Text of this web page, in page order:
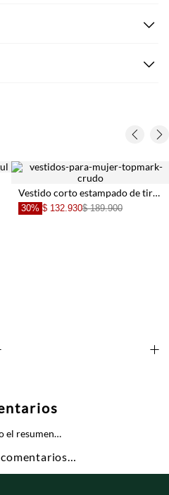
+
Vestido corto estampado de tiras para mujer
30% $ 132.930$ 189.900
el resumen…